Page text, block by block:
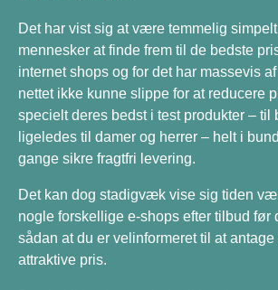
Det har vist sig at være temmelig
mennesker at finde frem til de bedste
internet shops og for det har massevis
nettet ikke kunne slippe for at reducere
specielt deres bedst i test produkter – til
ligeledes til damer og herrer – helt i
gange sikre fragtfri levering.
Det kan dog stadigvæk vise sig tiden
nogle forskellige e-shops efter tilbud før
sådan at du er velinformeret til at antage
attraktive pris.